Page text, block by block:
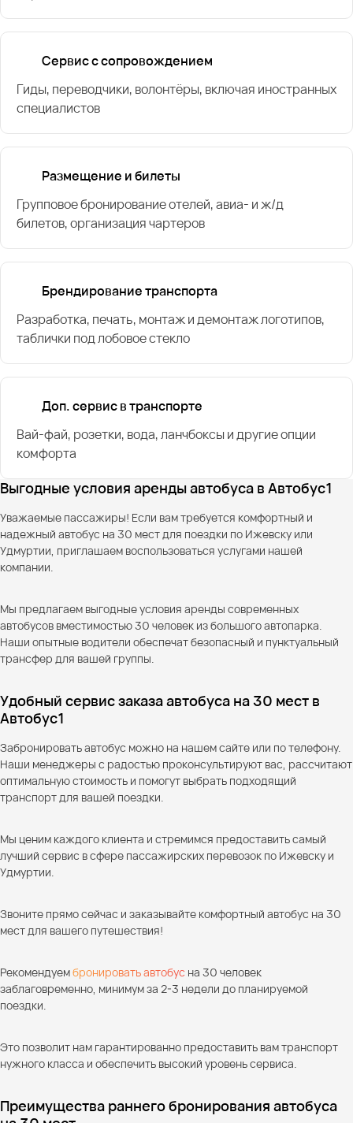
Сервис с сопровождением
Гиды, переводчики, волонтёры, включая иностранных
специалистов
Размещение и билеты
Групповое бронирование отелей, авиа- и ж/д
билетов, организация чартеров
Брендирование транспорта
Разработка, печать, монтаж и демонтаж логотипов,
таблички под лобовое стекло
Доп. сервис в транспорте
Вай-фай, розетки, вода, ланчбоксы и другие опции
комфорта
Выгодные условия аренды автобуса в Автобус1
Уважаемые пассажиры! Если вам требуется комфортный и
надежный автобус на 30 мест для поездки по Ижевску или
Удмуртии, приглашаем воспользоваться услугами нашей
компании.
Мы предлагаем выгодные условия аренды современных
автобусов вместимостью 30 человек из большого автопарка.
Наши опытные водители обеспечат безопасный и пунктуальный
трансфер для вашей группы.
Удобный сервис заказа автобуса на 30 мест в
Автобус1
Забронировать автобус можно на нашем сайте или по телефону.
Наши менеджеры с радостью проконсультируют вас, рассчитают
оптимальную стоимость и помогут выбрать подходящий
транспорт для вашей поездки.
Мы ценим каждого клиента и стремимся предоставить самый
лучший сервис в сфере пассажирских перевозок по Ижевску и
Удмуртии.
Звоните прямо сейчас и заказывайте комфортный автобус на 30
мест для вашего путешествия!
Рекомендуембронировать автобус на 30 человек
заблаговременно, минимум за 2-3 недели до планируемой
поездки.
Это позволит нам гарантированно предоставить вам транспорт
нужного класса и обеспечить высокий уровень сервиса.
Преимущества раннего бронирования автобуса